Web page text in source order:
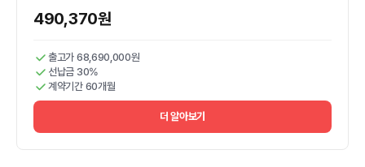
490,370원
출고가 68,690,000원
선납금 30%
계약기간 60개월
더 알아보기